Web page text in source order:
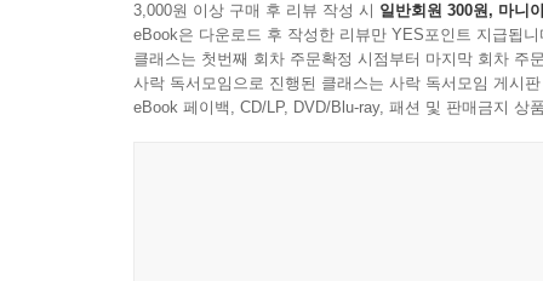
3,000원 이상 구매 후 리뷰 작성 시 일반회원 300원, 마니
eBook은 다운로드 후 작성한 리뷰만 YES포인트 지급됩니
클래스는 첫번째 회차 주문확정 시점부터 마지막 회차 주
사락 독서모임으로 진행된 클래스는 사락 독서모임 게시
eBook 페이백, CD/LP, DVD/Blu-ray, 패션 및 판매금지 상